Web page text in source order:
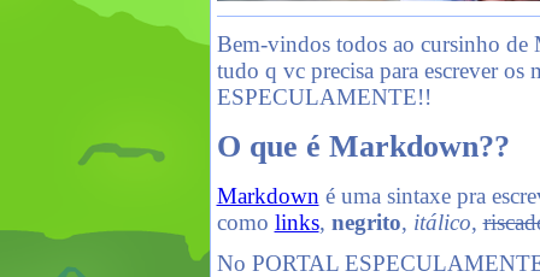
Bem-vindos todos ao cursinho
tudo q vc precisa para escrever os
ESPECULAMENTE!!
O que é Markdown??
Markdown é uma sintaxe pra
como links, negrito, itálico,
No PORTAL